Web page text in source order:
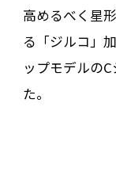
高めるべく星
る「ジルコ」
ップモデルの
た。